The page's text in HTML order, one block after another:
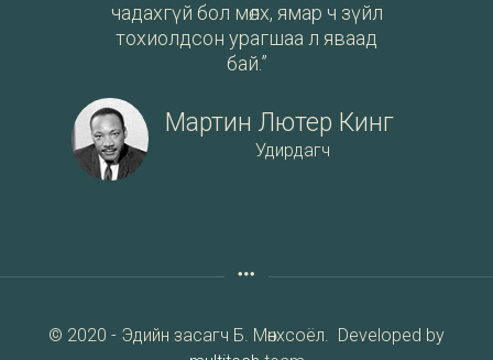
чадахгүй бол мөлх, ямар ч зүйл
тохиолдсон урагшаа л яваад
бай.”
Мартин Лютер Кинг
Удирдагч
© 2020 - Эдийн засагч Б. Мөнхсоёл. Developed by